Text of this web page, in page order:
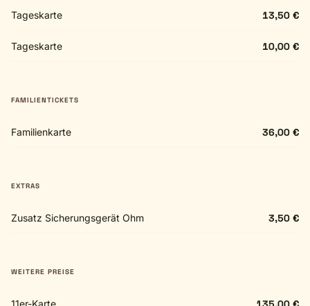
Tageskarte 13,50 €
Tageskarte 10,00 €
FAMILIENTICKETS
Familienkarte 36,00 €
EXTRAS
Zusatz Sicherungsgerät Ohm 3,50 €
WEITERE PREISE
11er-Karte